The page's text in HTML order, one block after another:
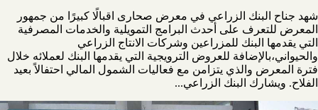
شهد جناح البنك الزراعي في معرض صحارى اقبالًا كبيرًا من جمهور
المعرض للتعرف على أحدث البرامج التمويلية والخدمات المصرفية
التي يقدمها البنك للمزراعين وشركات الانتاج الزراعي
والحيواني،بالإضافة للعروض الترويجية التي يقدمها البنك لعملائه خلال
فترة المعرض والذي يتزامن مع فعاليات الشمول المالي احتفالاً بعيد
الفلاح. ويشارك البنك الزراعي...